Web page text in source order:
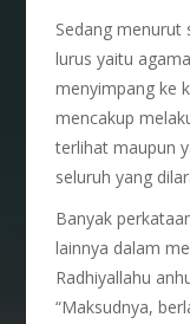
Sedang menurut
lurus yaitu
menyimpang ke
mencakup
terlihat maupun
seluruh yang
Banyak
lainnya dalam
Radhiyallahu
“Maksudnya,